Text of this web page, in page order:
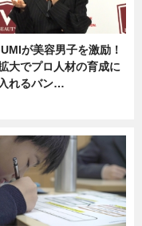
が美容男子を激励！
大でプロ人材の育成に
れるバン…